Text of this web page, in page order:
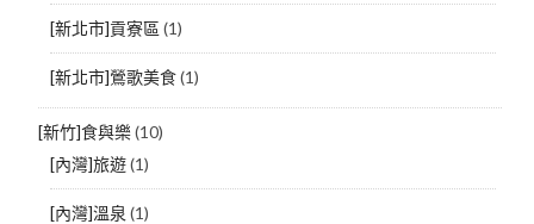
[新北市]貢寮區 (1)
[新北市]鶯歌美食(1)
[新竹]食與樂(10)
[內灣]旅遊(1)
[內灣]溫泉 (1)